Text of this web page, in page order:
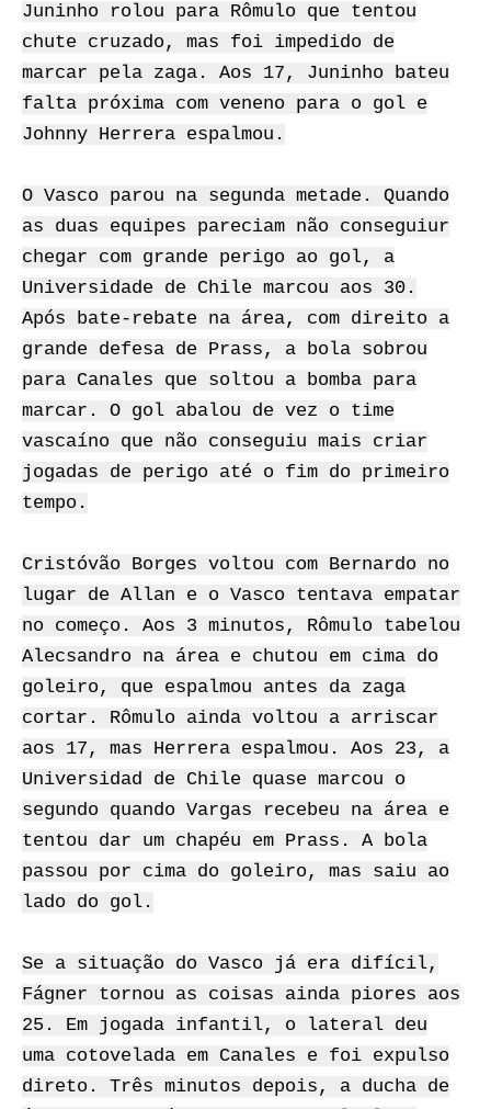
Juninho rolou para Rômulo que tentou
chute cruzado, mas foi impedido de
marcar pela zaga. Aos 17, Juninho bateu
falta próxima com veneno para o gol e
Johnny Herrera espalmou.
O Vasco parou na segunda metade. Quando
as duas equipes pareciam não conseguiur
chegar com grande perigo ao gol, a
Universidade de Chile marcou aos 30.
Após bate-rebate na área, com direito a
grande defesa de Prass, a bola sobrou
para Canales que soltou a bomba para
marcar. O gol abalou de vez o time
vascaíno que não conseguiu mais criar
jogadas de perigo até o fim do primeiro
tempo.
Cristóvão Borges voltou com Bernardo no
lugar de Allan e o Vasco tentava empatar
no começo. Aos 3 minutos, Rômulo tabelou
Alecsandro na área e chutou em cima do
goleiro, que espalmou antes da zaga
cortar. Rômulo ainda voltou a arriscar
aos 17, mas Herrera espalmou. Aos 23, a
Universidad de Chile quase marcou o
segundo quando Vargas recebeu na área e
tentou dar um chapéu em Prass. A bola
passou por cima do goleiro, mas saiu ao
lado do gol.
Se a situação do Vasco já era difícil,
Fágner tornou as coisas ainda piores aos
25. Em jogada infantil, o lateral deu
uma cotovelada em Canales e foi expulso
direto. Três minutos depois, a ducha de